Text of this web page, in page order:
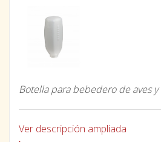
Botella para bebedero de aves y
Ver descripción ampliada